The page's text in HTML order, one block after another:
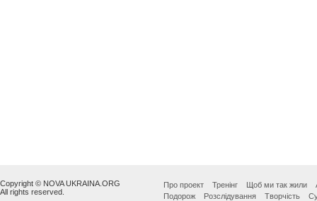
Copyright © NOVA UKRAINA.ORG
All rights reserved.
Про проект Тренінг Щоб ми так жили
Подорож
Розслідування Творчість